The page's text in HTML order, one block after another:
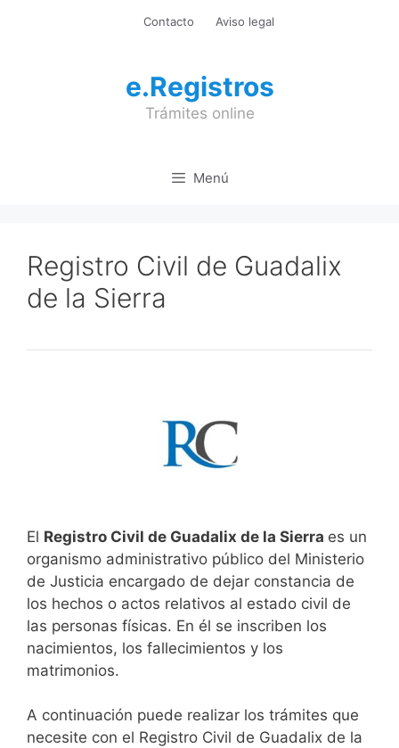
Contacto Aviso legal
e.Registros
Trámites online
Menú
Registro Civil de Guadalix
de la Sierra
El Registro Civil de Guadalix de la Sierra es un
organismo administrativo público del Ministerio
de Justicia encargado de dejar constancia de
los hechos o actos relativos al estado civil de
las personas físicas. En él se inscriben los
nacimientos, los fallecimientos y los
matrimonios.
A continuación puede realizar los trámites que
necesite con el Registro Civil de Guadalix de la